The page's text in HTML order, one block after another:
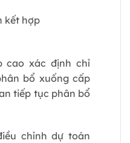
kết hợp
cao xác định chỉ
bổ xuống cấp
tiếp tục phân bổ
chỉnh dự toán